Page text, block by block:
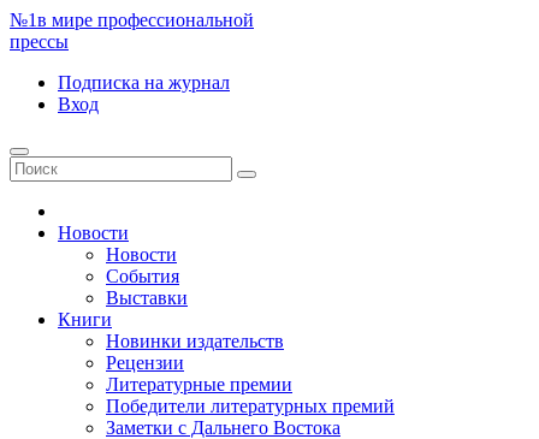
№1в мире профессиональной
прессы
Подписка на журнал
Вход
Новости
Новости
События
Выставки
Книги
Новинки издательств
Рецензии
Литературные премии
Победители литературных премий
Заметки с Дальнего Востока